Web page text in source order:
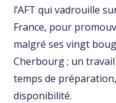
l’AFT qui vadrouille
France, pour
malgré ses vingt
Cherbourg ; un
temps de
disponibilité.